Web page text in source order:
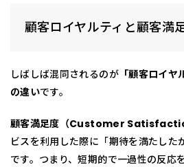
顧客ロイヤルティと顧客満
しばしば混同されるのが「顧客ロイヤ
の違いです。
顧客満足度（Customer
ビスを利用した際に「期待を満たした
です。つまり、短期的で一過性の反応